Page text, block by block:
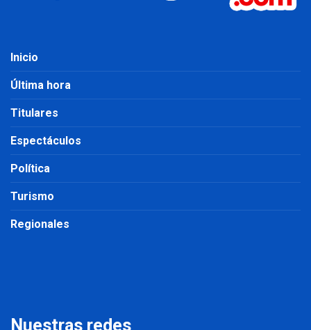
Inicio
Última hora
Titulares
Espectáculos
Política
Turismo
Regionales
Nuestras redes